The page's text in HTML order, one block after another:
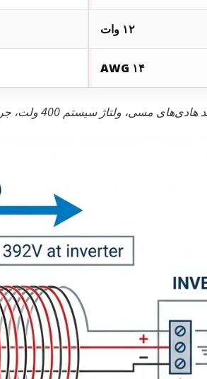
۱۲ وات
۱۴ AWG
جریان 25 آمپر است. برای پارامترهای مختلف، از فرمول بالا استفاده کنید.